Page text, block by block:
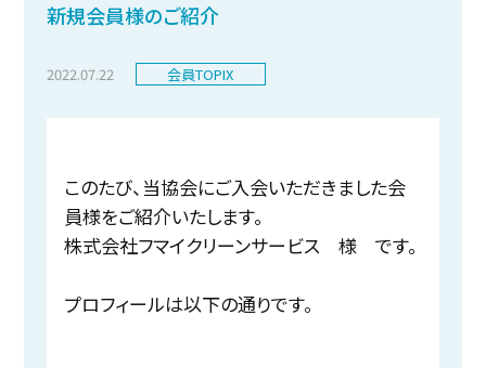
新規会員様のご紹介
2022.07.22 会員TOPIX
このたび、当協会にご入会いただきました会
員様をご紹介いたします。
株式会社フマイクリーンサービス 様 です。
プロフィールは以下の通りです。